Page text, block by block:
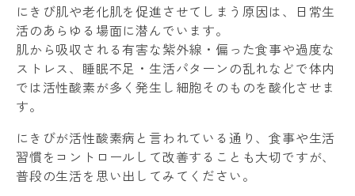
にきび肌や老化肌を促進させてしまう原因は、日常生
活のあらゆる場面に潜んでいます。
肌から吸収される有害な紫外線・偏った食事や過度な
ストレス、睡眠不足・生活パターンの乱れなどで体内
では活性酸素が多く発生し細胞そのものを酸化させま
す。
にきびが活性酸素病と言われている通り、食事や生活
習慣をコントロールして改善することも大切ですが、
普段の生活を思い出してみてください。